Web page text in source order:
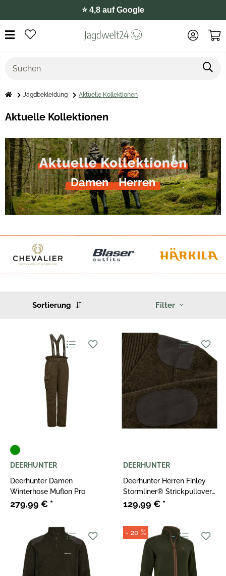
⭐️ 4,8 auf Google
Jagdbekleidung Aktuelle Kollektionen
Aktuelle Kollektionen
Damen Herren
Filter
Sortierung
DEERHUNTER
Deerhunter Damen
Winterhose Muflon Pro
279,99 € *
DEERHUNTER
Deerhunter Herren Finley
Stormliner® Strickpullover
Woodland Melange
129,99 € *
- 20 %